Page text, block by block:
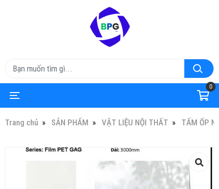
0
Trang chủ SẢN PHẨM VẬT LIỆU NỘI THẤT TẤM ỐP